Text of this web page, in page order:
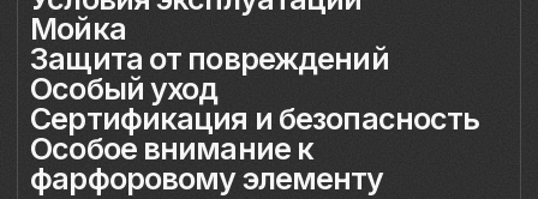
для подачи напитков. Бокал
не предназначен для работы
в микроволновой печи.
Мойка
Допускается автоматическая мойка
в посудомоечной машине при
температуре не выше 45 °C. Ручная
мойка не рекомендуется, особенно
с воздействием на фарфоровый декор.